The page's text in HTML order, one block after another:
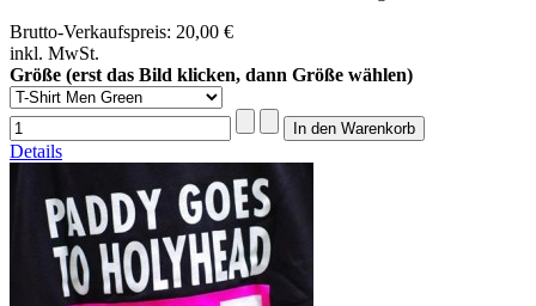
Brutto-Verkaufspreis: 20,00 €
inkl. MwSt.
Größe (erst das Bild klicken, dann Größe wählen)
Details